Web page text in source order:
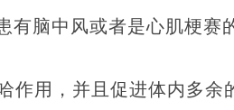
脑中风或者是心肌梗赛
用，并且促进体内多